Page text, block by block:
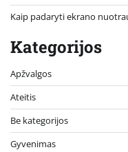
Kaip padaryti ekrano
Kategorijos
Apžvalgos
Ateitis
Be kategorijos
Gyvenimas